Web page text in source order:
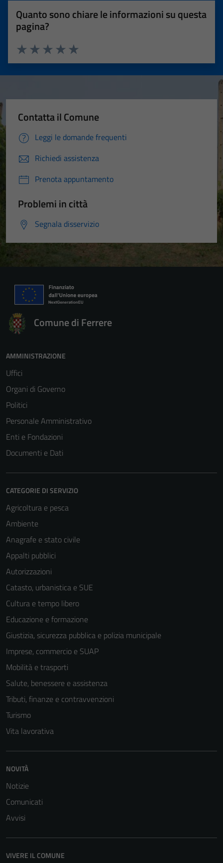
Quanto sono chiare le informazioni su questa
pagina?
Valuta 5 stelle su 5
Valuta 4 stelle su 5
Valuta 3 stelle su 5
Valuta 2 stelle su 5
Valuta 1 stelle su 5
Contatta il Comune
Leggi le domande frequenti
Richiedi assistenza
Prenota appuntamento
Problemi in città
Segnala disservizio
Comune di Ferrere
AMMINISTRAZIONE
Uffici
Organi di Governo
Politici
Personale Amministrativo
Enti e Fondazioni
Documenti e Dati
CATEGORIE DI SERVIZIO
Agricoltura e pesca
Ambiente
Anagrafe e stato civile
Appalti pubblici
Autorizzazioni
Catasto, urbanistica e SUE
Cultura e tempo libero
Educazione e formazione
Giustizia, sicurezza pubblica e polizia municipale
Imprese, commercio e SUAP
Mobilità e trasporti
Salute, benessere e assistenza
Tributi, finanze e contravvenzioni
Turismo
Vita lavorativa
NOVITÀ
Notizie
Comunicati
Avvisi
VIVERE IL COMUNE